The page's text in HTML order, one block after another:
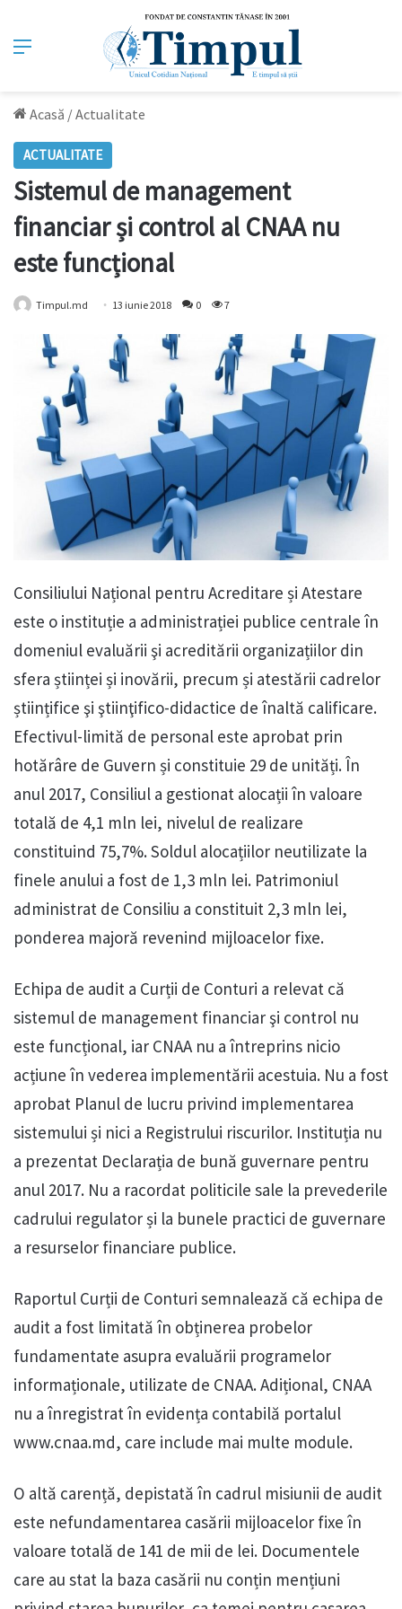
Meniu
Acasă /Actualitate
ACTUALITATE
Sistemul de management
financiar și control al CNAA nu
este funcțional
Timpul.md 13 iunie 2018 0 7
Consiliului Național pentru Acreditare și Atestare
este o instituție a administrației publice centrale în
domeniul evaluării şi acreditării organizațiilor din
sfera științei și inovării, precum și atestării cadrelor
științifice şi ştiinţifico-didactice de înaltă calificare.
Efectivul-limită de personal este aprobat prin
hotărâre de Guvern și constituie 29 de unități. În
anul 2017, Consiliul a gestionat alocații în valoare
totală de 4,1 mln lei, nivelul de realizare
constituind 75,7%. Soldul alocațiilor neutilizate la
finele anului a fost de 1,3 mln lei. Patrimoniul
administrat de Consiliu a constituit 2,3 mln lei,
ponderea majoră revenind mijloacelor fixe.
Echipa de audit a Curții de Conturi a relevat că
sistemul de management financiar şi control nu
este funcțional, iar CNAA nu a întreprins nicio
acțiune în vederea implementării acestuia. Nu a fost
aprobat Planul de lucru privind implementarea
sistemului și nici a Registrului riscurilor. Instituția nu
a prezentat Declarația de bună guvernare pentru
anul 2017. Nu a racordat politicile sale la prevederile
cadrului regulator și la bunele practici de guvernare
a resurselor financiare publice.
Raportul Curții de Conturi semnalează că echipa de
audit a fost limitată în obținerea probelor
fundamentate asupra evaluării programelor
informaționale, utilizate de CNAA. Adițional, CNAA
nu a înregistrat în evidența contabilă portalul
www.cnaa.md, care include mai multe module.
O altă carență, depistată în cadrul misiunii de audit
este nefundamentarea casării mijloacelor fixe în
valoare totală de 141 de mii de lei. Documentele
care au stat la baza casării nu conțin mențiuni